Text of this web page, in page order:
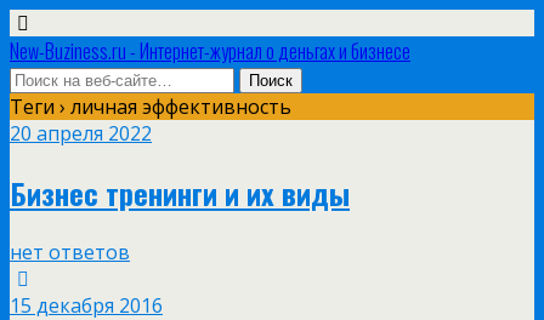
New-Buziness.ru - Интернет-журнал о деньгах и бизнесе
Теги › личная эффективность
20 апреля 2022
Бизнес тренинги и их виды
нет ответов
15 декабря 2016